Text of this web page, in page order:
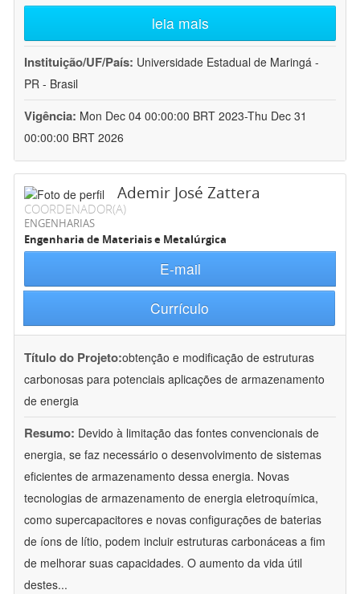
leia mais
Instituição/UF/País: Universidade Estadual de Maringá -
PR - Brasil
Vigência: Mon Dec 04 00:00:00 BRT 2023-Thu Dec 31
00:00:00 BRT 2026
Ademir José Zattera
COORDENADOR(A)
ENGENHARIAS
Engenharia de Materiais e Metalúrgica
E-mail
Currículo
Título do Projeto:obtenção e modificação de estruturas
carbonosas para potenciais aplicações de armazenamento
de energia
Resumo: Devido à limitação das fontes convencionais de
energia, se faz necessário o desenvolvimento de sistemas
eficientes de armazenamento dessa energia. Novas
tecnologias de armazenamento de energia eletroquímica,
como supercapacitores e novas configurações de baterias
de íons de lítio, podem incluir estruturas carbonáceas a fim
de melhorar suas capacidades. O aumento da vida útil
destes...